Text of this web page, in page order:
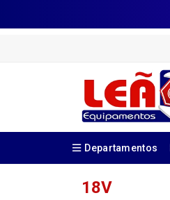
Departamentos
18V